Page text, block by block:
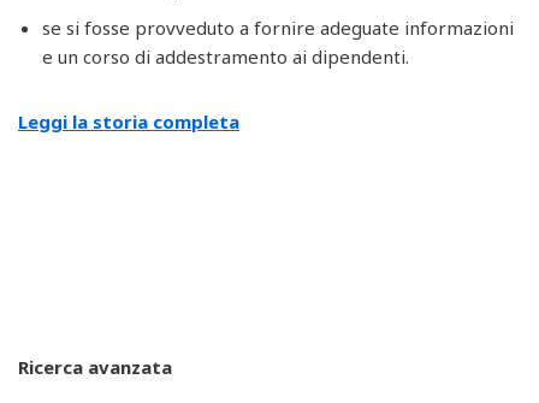
se si fosse provveduto a fornire adeguate informazioni
e un corso di addestramento ai dipendenti.
Leggi la storia completa
Ricerca avanzata